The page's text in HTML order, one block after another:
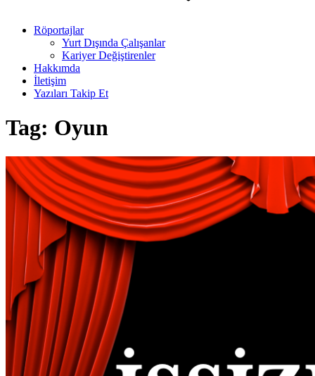
Röportajlar
Yurt Dışında Çalışanlar
Kariyer Değiştirenler
Hakkımda
İletişim
Yazıları Takip Et
Tag: Oyun